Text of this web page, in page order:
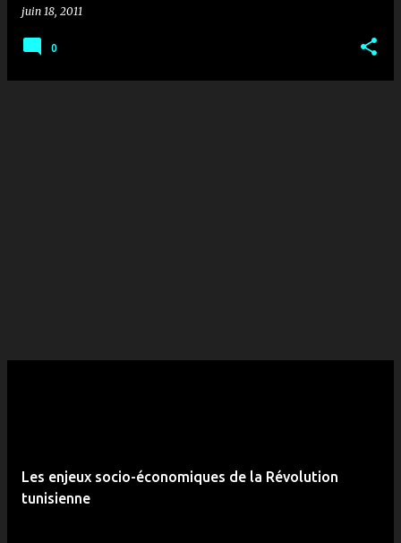
juin 18, 2011
0
Les enjeux socio-économiques de la Révolution
tunisienne